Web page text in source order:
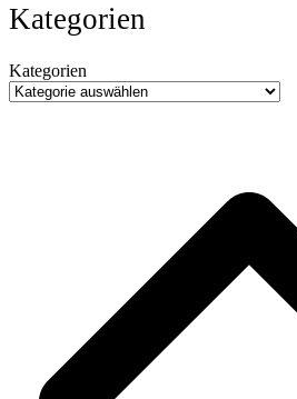
Kategorien
Kategorien